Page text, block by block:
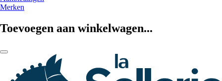
Merken
Toevoegen aan winkelwagen...